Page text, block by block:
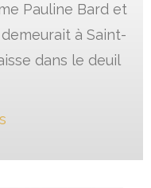
Pauline Bard et
à Saint-
dans le deuil